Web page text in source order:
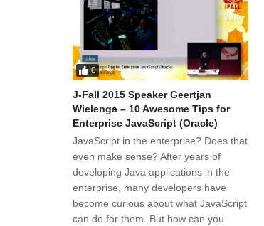
0
J-Fall 2015 Speaker Geertjan
Wielenga – 10 Awesome Tips for
Enterprise JavaScript (Oracle)
JavaScript in the enterprise? Does that
even make sense? After years of
developing Java applications in the
enterprise, many developers have
become curious about what JavaScript
can do for them. But how can you